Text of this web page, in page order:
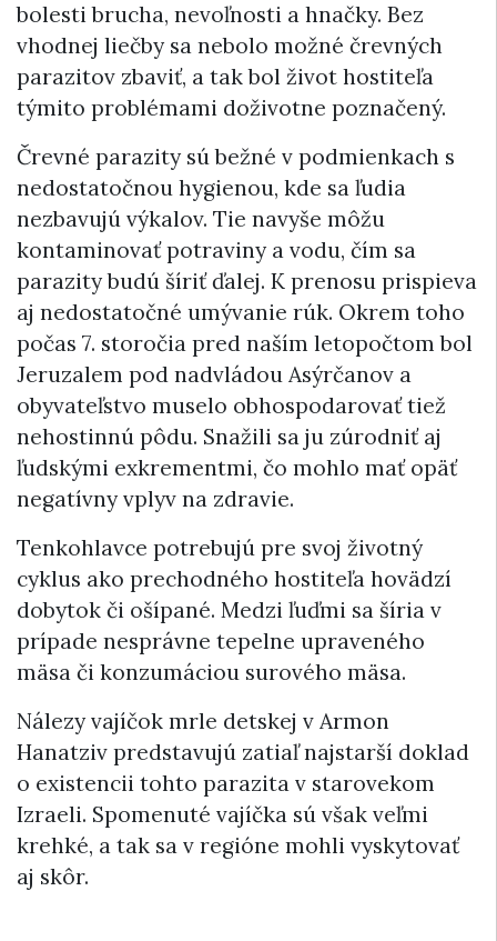
bolesti brucha, nevoľnosti a hnačky. Bez
vhodnej liečby sa nebolo možné črevných
parazitov zbaviť, a tak bol život hostiteľa
týmito problémami doživotne poznačený.
Črevné parazity sú bežné v podmienkach s
nedostatočnou hygienou, kde sa ľudia
nezbavujú výkalov. Tie navyše môžu
kontaminovať potraviny a vodu, čím sa
parazity budú šíriť ďalej. K prenosu prispieva
aj nedostatočné umývanie rúk. Okrem toho
počas 7. storočia pred naším letopočtom bol
Jeruzalem pod nadvládou Asýrčanov a
obyvateľstvo muselo obhospodarovať tiež
nehostinnú pôdu. Snažili sa ju zúrodniť aj
ľudskými exkrementmi, čo mohlo mať opäť
negatívny vplyv na zdravie.
Tenkohlavce potrebujú pre svoj životný
cyklus ako prechodného hostiteľa hovädzí
dobytok či ošípané. Medzi ľuďmi sa šíria v
prípade nesprávne tepelne upraveného
mäsa či konzumáciou surového mäsa.
Nálezy vajíčok mrle detskej v Armon
Hanatziv predstavujú zatiaľ najstarší doklad
o existencii tohto parazita v starovekom
Izraeli. Spomenuté vajíčka sú však veľmi
krehké, a tak sa v regióne mohli vyskytovať
aj skôr.